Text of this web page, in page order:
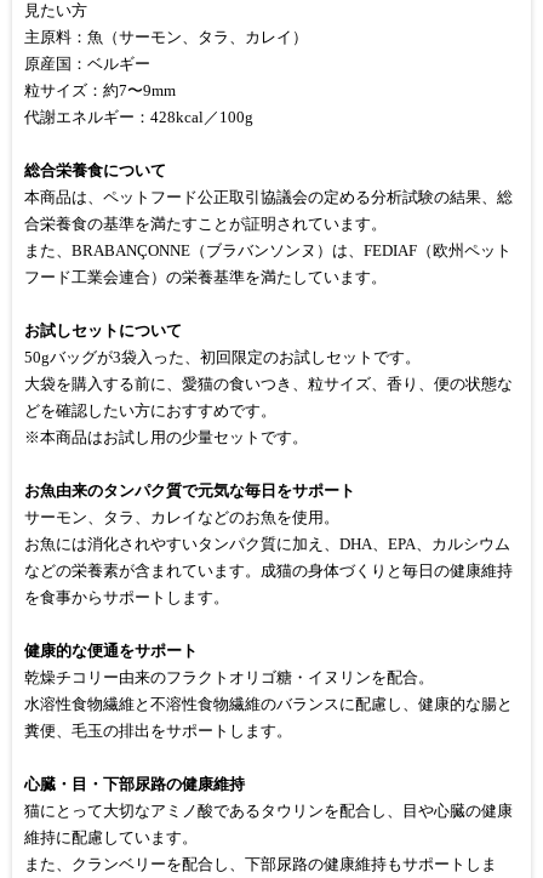
見たい方
主原料：魚（サーモン、タラ、カレイ）
原産国：ベルギー
粒サイズ：約7〜9mm
代謝エネルギー：428kcal／100g
総合栄養食について
本商品は、ペットフード公正取引協議会の定める分析試験の結果、総
合栄養食の基準を満たすことが証明されています。
また、BRABANÇONNE（ブラバンソンヌ）は、FEDIAF（欧州ペット
フード工業会連合）の栄養基準を満たしています。
お試しセットについて
50gバッグが3袋入った、初回限定のお試しセットです。
大袋を購入する前に、愛猫の食いつき、粒サイズ、香り、便の状態な
どを確認したい方におすすめです。
※本商品はお試し用の少量セットです。
お魚由来のタンパク質で元気な毎日をサポート
サーモン、タラ、カレイなどのお魚を使用。
お魚には消化されやすいタンパク質に加え、DHA、EPA、カルシウム
などの栄養素が含まれています。成猫の身体づくりと毎日の健康維持
を食事からサポートします。
健康的な便通をサポート
乾燥チコリー由来のフラクトオリゴ糖・イヌリンを配合。
水溶性食物繊維と不溶性食物繊維のバランスに配慮し、健康的な腸と
糞便、毛玉の排出をサポートします。
心臓・目・下部尿路の健康維持
猫にとって大切なアミノ酸であるタウリンを配合し、目や心臓の健康
維持に配慮しています。
また、クランベリーを配合し、下部尿路の健康維持もサポートしま